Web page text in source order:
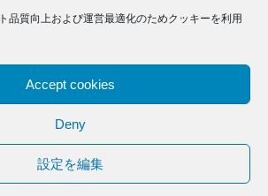
品質向上および運営最適化のためクッキーを利用
Accept cookies
Deny
設定を編集